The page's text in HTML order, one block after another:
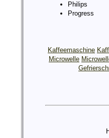
Philips
Progress
Kaffeemaschine
Microwelle